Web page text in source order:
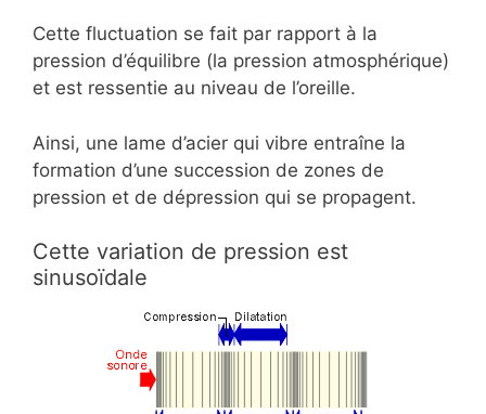
Cette fluctuation se fait par rapport à la
pression d’équilibre (la pression atmosphérique)
et est ressentie au niveau de l’oreille.
Ainsi, une lame d’acier qui vibre entraîne la
formation d’une succession de zones de
pression et de dépression qui se propagent.
Cette variation de pression est
sinusoïdale